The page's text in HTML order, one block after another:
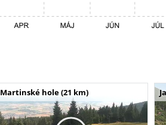
Martinské hole (21 km)